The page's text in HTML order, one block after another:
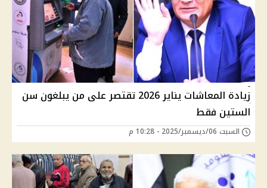
زيادة المعاشات يناير 2026 تقتصر على من يبلغون سن
الستين فقط
السبت 06/ديسمبر/2025 - 10:28 م